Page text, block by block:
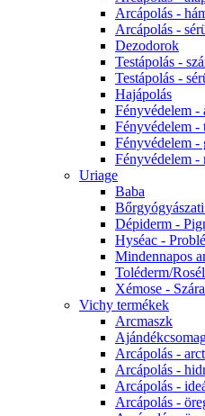
Arcápolás -
Arcápolás -
Dezodorok
Testápolás -
Testápolás -
Hajápolás
Fényvédelem -
Fényvédelem -
Fényvédelem -
Fényvédelem -
Uriage
Baba
Dépiderm -
Hyséac -
Mindennapos
Toléderm/
Xémose -
Vichy termékek
Arcmaszk
Arcápolás -
Arcápolás -
Arcápolás -
Arcápolás -